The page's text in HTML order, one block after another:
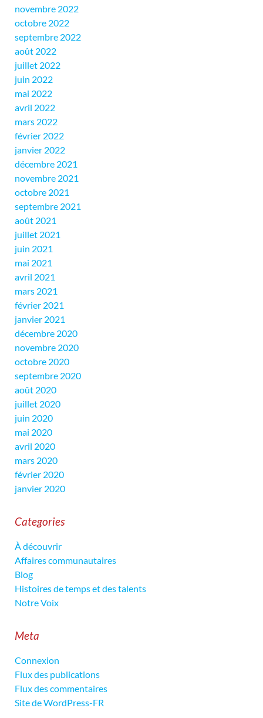
novembre 2022
octobre 2022
septembre 2022
août 2022
juillet 2022
juin 2022
mai 2022
avril 2022
mars 2022
février 2022
janvier 2022
décembre 2021
novembre 2021
octobre 2021
septembre 2021
août 2021
juillet 2021
juin 2021
mai 2021
avril 2021
mars 2021
février 2021
janvier 2021
décembre 2020
novembre 2020
octobre 2020
septembre 2020
août 2020
juillet 2020
juin 2020
mai 2020
avril 2020
mars 2020
février 2020
janvier 2020
Categories
À découvrir
Affaires communautaires
Blog
Histoires de temps et des talents
Notre Voix
Meta
Connexion
Flux des publications
Flux des commentaires
Site de WordPress-FR